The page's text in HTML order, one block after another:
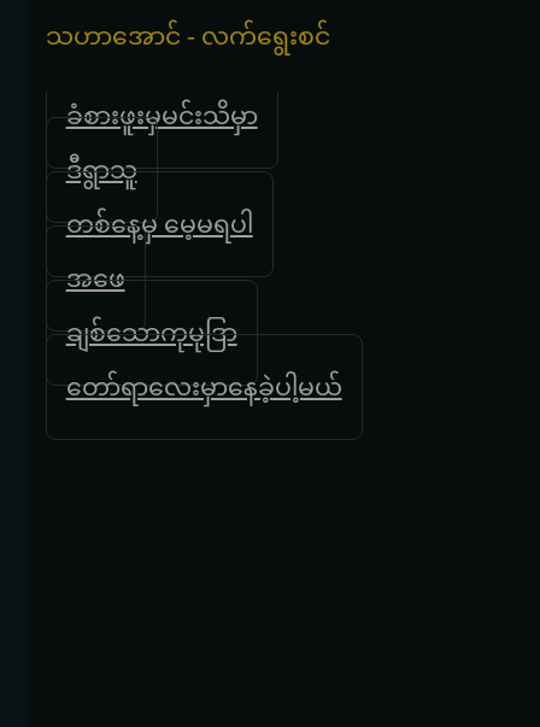
သဟာအောင် - လက်ရွေးစင်
ခံစားဖူးမှမင်းသိမှာ
ဒီရွာသူ
တစ်နေ့မှ မေ့မရပါ
အဖေ
ချစ်သောကုမုဒြာ
တော်ရာလေးမှာနေခဲ့ပါ့မယ်